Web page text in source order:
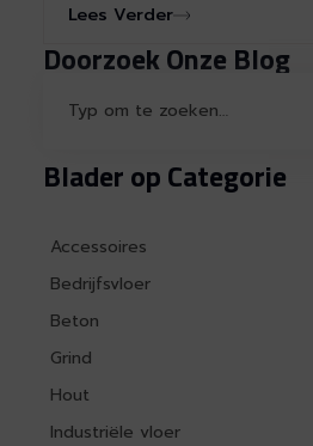
Lees Verder
Doorzoek Onze Blog
Blader op Categorie
Accessoires
Bedrijfsvloer
Beton
Grind
Hout
Industriële vloer